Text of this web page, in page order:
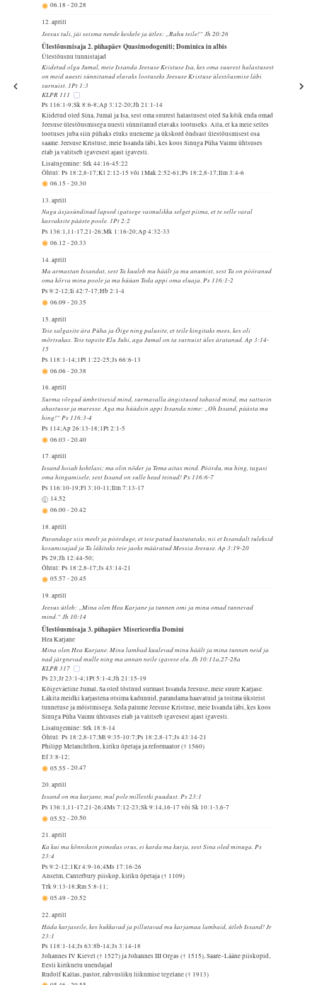
06.18-20.28
12. aprill
Jeesus tuli, jäi seisma nende keskele ja ütles: „Rahu teile!“ Jh 20:26
Ülestõusmisaja 2. pühapäev Quasimodogeniti; Dominica in albis
Ülestõusnu tunnistajad
Kiidetud olgu Jumal, meie Issanda Jeesuse Kristuse Isa, kes oma suurest halastusest
on meid uuesti sünnitanud elavaks lootuseks Jeesuse Kristuse ülestõusmise läbi
surnuist. 1Pt 1:3
KLPR 111
Ps 116:1-9;Sk 8:6-8;Ap 3:12-20;Jh 21:1-14
Kiidetud oled Sina, Jumal ja Isa, sest oma suurest halastusest oled Sa kõik enda omad
Jeesuse ülestõusmisega uuesti sünnitanud elavaks lootuseks. Aita, et ka meie selles
lootuses juba siin pühaks eluks uueneme ja ükskord õndsast ülestõusmisest osa
saame. Jeesuse Kristuse, meie Issanda läbi, kes koos Sinuga Püha Vaimu ühtsuses
elab ja valitseb igavesest ajast igavesti.
Lisalugemine: Srk 44:16-45:22
Õhtul: Ps 18:2,8-17;Kl 2:12-15 või 1Mak 2:52-61;Ps 18:2,8-17;Ilm 3:4-6
06.15-20.30
13. aprill
Nagu äsjasündinud lapsed igatsege vaimulikku selget piima, et te selle varal
kasvaksite pääste poole. 1Pt 2:2
Ps 136:1,11-17,21-26;Mk 1:16-20;Ap 4:32-33
06.12-20.33
14. aprill
Ma armastan Issandat, sest Ta kuuleb mu häält ja mu anumist, sest Ta on pööranud
oma kõrva minu poole ja ma hüüan Teda appi oma eluaja. Ps 116:1-2
Ps 9:2-12;Ii 42:7-17;Hb 2:1-4
06.09-20.35
15. aprill
Teie salgasite ära Püha ja Õige ning palusite, et teile kingitaks mees, kes oli
mõrtsukas. Teie tapsite Elu Juhi, aga Jumal on ta surnuist üles äratanud. Ap 3:14-
15
Ps 118:1-14;1Pt 1:22-25;Js 66:6-13
06.06-20.38
16. aprill
Surma võrgud ümbritsesid mind, surmavalla ängistused tabasid mind, ma sattusin
ahastusse ja muresse. Aga ma hüüdsin appi Issanda nime: „Oh Issand, päästa mu
hing!“ Ps 116:3-4
Ps 114;Ap 26:13-18;1Pt 2:1-5
06.03-20.40
17. aprill
Issand hoiab kohtlasi; ma olin nõder ja Tema aitas mind. Pöördu, mu hing, tagasi
oma hingamisele, sest Issand on sulle head teinud! Ps 116:6-7
Ps 116:10-19;Fl 3:10-11;Ilm 7:13-17
14.52
06.00-20.42
18. aprill
Parandage siis meelt ja pöörduge, et teie patud kustutataks, nii et Issandalt tuleksid
kosumisajad ja Ta läkitaks teie jaoks määratud Messia Jeesuse. Ap 3:19-20
Ps 29;Jh 12:44-50;
Õhtul: Ps 18:2,8-17;Js 43:14-21
05.57-20.45
19. aprill
Jeesus ütleb: „Mina olen Hea Karjane ja tunnen omi ja minu omad tunnevad
mind.“ Jh 10:14
Ülestõusmisaja 3. pühapäev Misericordia Domini
Hea Karjane
Mina olen Hea Karjane. Minu lambad kuulevad minu häält ja mina tunnen neid ja
nad järgnevad mulle ning ma annan neile igavese elu. Jh 10:11a,27-28a
KLPR 317
Ps 23;Jr 23:1-4;1Pt 5:1-4;Jh 21:15-19
Kõigeväeline Jumal, Sa oled tõstnud surmast Issanda Jeesuse, meie suure Karjase.
Läkita meidki karjastena otsima kadunuid, parandama haavatuid ja toitma üksteist
tunnetuse ja mõistmisega. Seda palume Jeesuse Kristuse, meie Issanda läbi, kes koos
Sinuga Püha Vaimu ühtsuses elab ja valitseb igavesest ajast igavesti.
Lisalugemine: Srk 18:8-14
Õhtul: Ps 18:2,8-17;Mt 9:35-10:7;Ps 18:2,8-17;Js 43:14-21
Philipp Melanchthon, kiriku õpetaja ja reformaator († 1560)
Ef 3:8-12;
05.55-20.47
20. aprill
Issand on mu karjane, mul pole millestki puudust. Ps 23:1
Ps 136:1,11-17,21-26;4Ms 7:12-23;Sk 9:14,16-17 või Sk 10:1-3,6-7
05.52-20.50
21. aprill
Ka kui ma kõnniksin pimedas orus, ei karda ma kurja, sest Sina oled minuga. Ps
23:4
Ps 9:2-12;1Kr 4:9-16;4Ms 17:16-26
Anselm, Canterbury piiskop, kiriku õpetaja († 1109)
Trk 9:13-18;Rm 5:8-11;
05.49-20.52
22. aprill
Häda karjaseile, kes hukkavad ja pillutavad mu karjamaa lambaid, ütleb Issand! Jr
23:1
Ps 118:1-14;Js 63:8b-14;Js 3:14-18
Johannes IV Kievel († 1527) ja Johannes III Orgas († 1515), Saare–Lääne piiskopid,
Eesti kirikuelu uuendajad
Rudolf Kallas, pastor, rahvusliku liikumise tegelane († 1913)